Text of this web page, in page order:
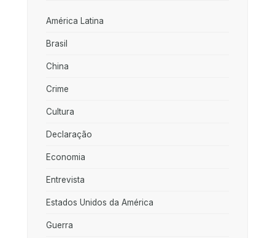
América Latina
Brasil
China
Crime
Cultura
Declaração
Economia
Entrevista
Estados Unidos da América
Guerra